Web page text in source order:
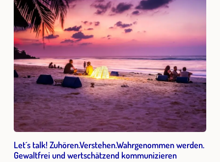
Let´s talk! Zuhören.Verstehen.Wahrgenommen werden.
Gewaltfrei und wertschätzend kommunizieren